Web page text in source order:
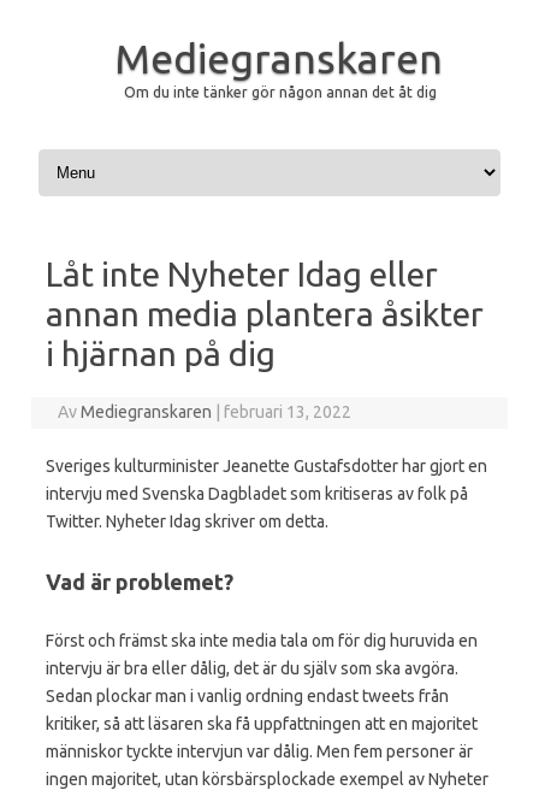
Mediegranskaren
Om du inte tänker gör någon annan det åt dig
Hoppa till innehåll
Låt inte Nyheter Idag eller
annan media plantera åsikter
i hjärnan på dig
AvMediegranskaren februari 13, 2022
Sveriges kulturminister Jeanette Gustafsdotter har gjort en
intervju med Svenska Dagbladet som kritiseras av folk på
Twitter. Nyheter Idag skriver om detta.
Vad är problemet?
Först och främst ska inte media tala om för dig huruvida en
intervju är bra eller dålig, det är du själv som ska avgöra.
Sedan plockar man i vanlig ordning endast tweets från
kritiker, så att läsaren ska få uppfattningen att en majoritet
människor tyckte intervjun var dålig. Men fem personer är
ingen majoritet, utan körsbärsplockade exempel av Nyheter